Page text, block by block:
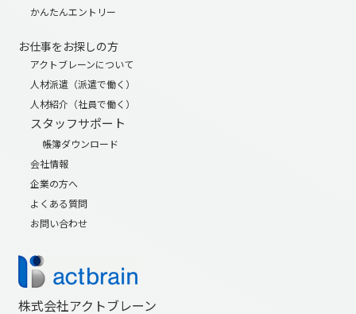
かんたんエントリー
お仕事をお探しの方
アクトブレーンについて
人材派遣（派遣で働く）
人材紹介（社員で働く）
スタッフサポート
帳簿ダウンロード
会社情報
企業の方へ
よくある質問
お問い合わせ
株式会社アクトブレーン